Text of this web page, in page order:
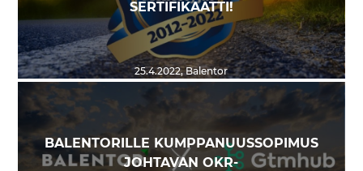
SERTIFIKAATTI!
25.4.2022,Balentor
BALENTORILLE KUMPPANUUSSOPIMUS
JOHTAVAN OKR-